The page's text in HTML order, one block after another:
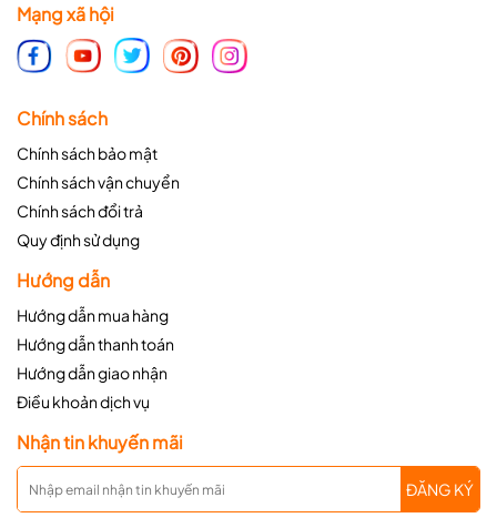
Mạng xã hội
Chính sách
Chính sách bảo mật
Chính sách vận chuyển
Chính sách đổi trả
Quy định sử dụng
Hướng dẫn
Hướng dẫn mua hàng
Hướng dẫn thanh toán
Hướng dẫn giao nhận
Điều khoản dịch vụ
Nhận tin khuyến mãi
ĐĂNG KÝ